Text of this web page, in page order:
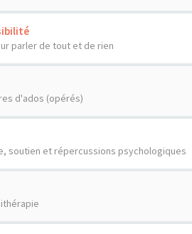
parler de tout et de rien
d'ados (opérés)
soutien et répercussions psychologiques